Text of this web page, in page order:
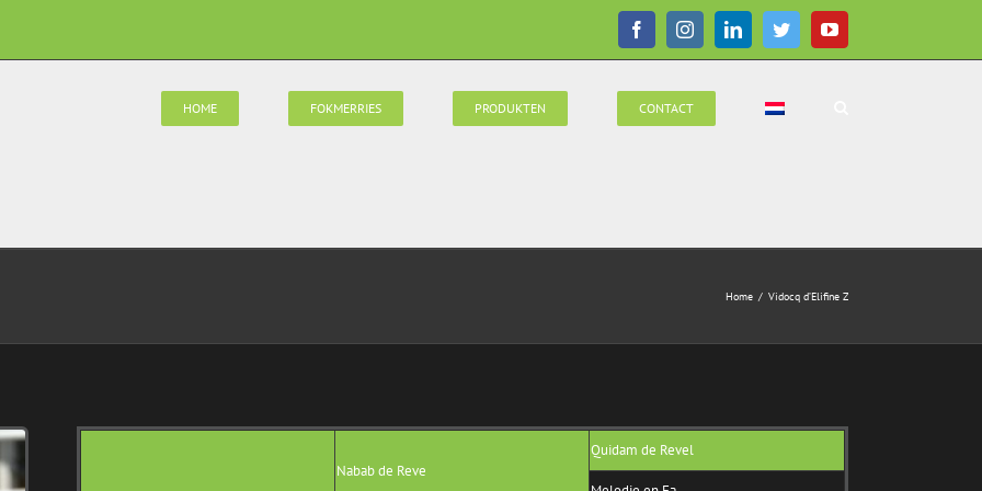
FacebookInstagramLinkedInTwitterYouTube
HOME FOKMERRIES PRODUKTEN CONTACT
Home / Vidocq d’Elifine Z
Nabab de Reve
Quidam de Revel